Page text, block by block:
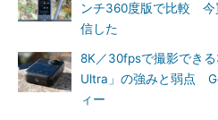
ンチ360度版で比較 今
信した
8K／30fpsで撮影でき
Ultra」の強みと弱点
ィー